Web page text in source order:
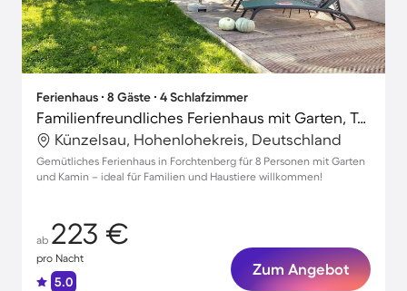
Ferienhaus ∙ 8 Gäste ∙ 4 Schlafzimmer
Familienfreundliches Ferienhaus mit Garten, Terrasse und Grill | Ideal für Homeoffice | Haustiere erlaubt
Künzelsau, Hohenlohekreis, Deutschland
Gemütliches Ferienhaus in Forchtenberg für 8 Personen mit Garten
und Kamin – ideal für Familien und Haustiere willkommen!
ab 223 €
pro Nacht
5.0
Zum Angebot